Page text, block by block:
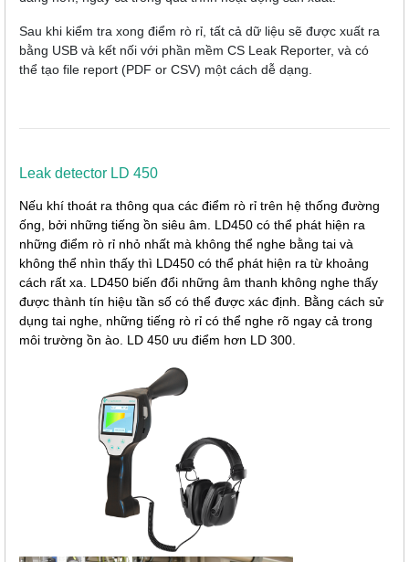
Sau khi kiểm tra xong điểm rò rỉ, tất cả dữ liệu sẽ được xuất ra
bằng USB và kết nối với phần mềm CS Leak Reporter, và có
thể tạo file report (PDF or CSV) một cách dễ dạng.
Leak detector LD 450
Nếu khí thoát ra thông qua các điểm rò rỉ trên hệ thống đường
ống, bởi những tiếng ồn siêu âm. LD450 có thể phát hiện ra
những điểm rò rỉ nhỏ nhất mà không thể nghe bằng tai và
không thể nhìn thấy thì LD450 có thể phát hiện ra từ khoảng
cách rất xa. LD450 biến đổi những âm thanh không nghe thấy
được thành tín hiệu tần số có thể được xác định. Bằng cách sử
dụng tai nghe, những tiếng rò rỉ có thể nghe rõ ngay cả trong
môi trường ồn ào. LD 450 ưu điểm hơn LD 300.